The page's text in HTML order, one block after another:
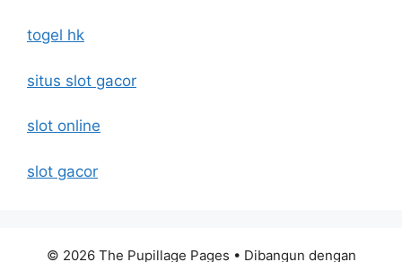
togel hk
situs slot gacor
slot online
slot gacor
© 2026 The Pupillage Pages • Dibangun dengan